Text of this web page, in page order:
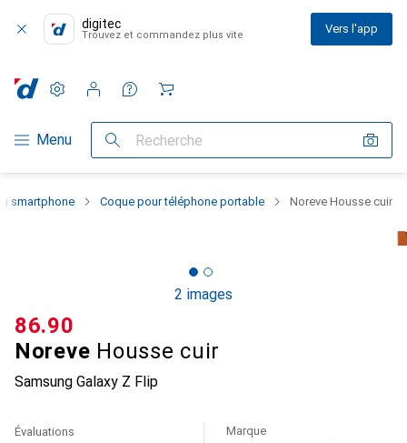
digitec
Trouvez et commandez plus vite Vers l'app
Navigation par catégorie
Menu Recherche
Paramètres
Compte client
Listes de comparaison
Listes d'envies
Panier
smartphone Coque pour téléphone portable Noreve Housse cuir
2 images
Noreve Housse cuir
Samsung Galaxy Z Flip
CHF
86.90
Évaluations Marque